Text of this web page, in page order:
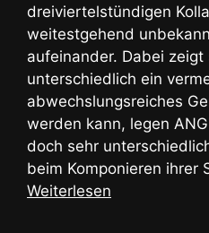
dreiviertelstündigen
weitestgehend
aufeinander. Dabei zeigt
unterschiedlich ein
abwechslungsreiches
werden kann, legen
doch sehr
beim Komponieren ihrer
Weiterlesen